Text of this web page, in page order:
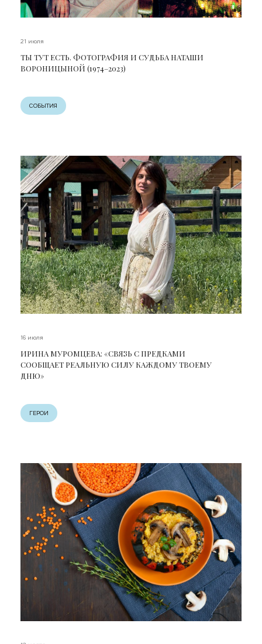
21 июля
ТЫ ТУТ ЕСТЬ. ФОТОГРАФИЯ И СУДЬБА НАТАШИ
ВОРОНИЦЫНОЙ (1974–2023)
СОБЫТИЯ
16 июля
ИРИНА МУРОМЦЕВА: «СВЯЗЬ С ПРЕДКАМИ
СООБЩАЕТ РЕАЛЬНУЮ СИЛУ КАЖДОМУ ТВОЕМУ
ДНЮ»
ГЕРОИ